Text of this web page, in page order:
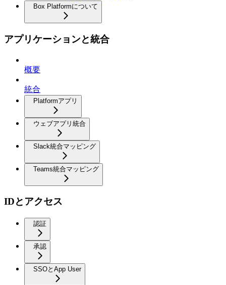
Box Platformについて
アプリケーションと統合
概要
統合
Platformアプリ
ウェブアプリ統合
Slack統合マッピング
Teams統合マッピング
IDとアクセス
認証
承認
SSOとApp User